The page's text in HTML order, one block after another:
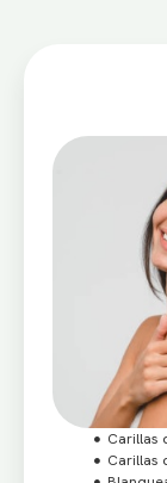
Carillas
Carillas